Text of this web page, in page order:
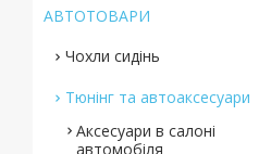
АВТОТОВАРИ
Чохли сидінь
Тюнінг та автоаксесуари
Аксесуари в салоні
автомобіля